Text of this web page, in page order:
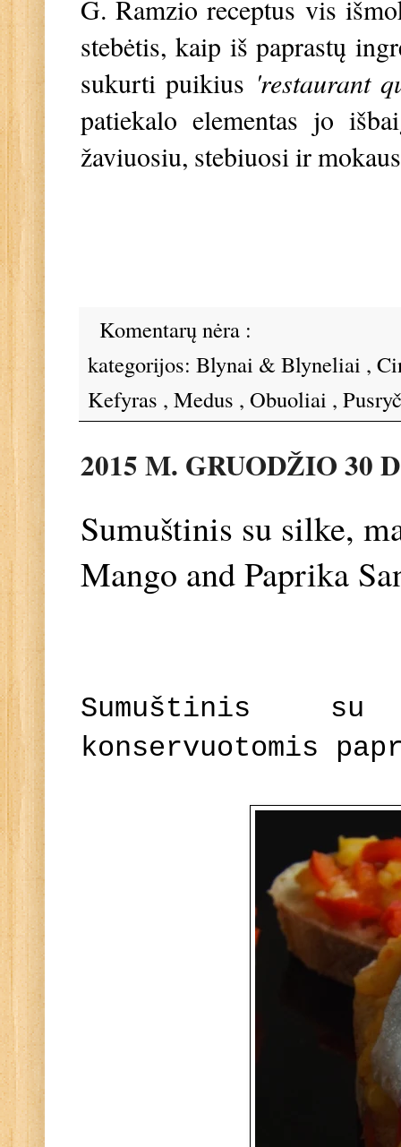
G. Ramzio receptus vis
stebėtis, kaip iš paprastų
sukurti puikius 'restaurant
patiekalo elementas jo
žaviuosiu, stebiuosi ir
Komentarų nėra :
kategorijos: Blynai & Blyneliai ,
Kefyras , Medus , Obuoliai ,
2015 M. GRUODŽIO 30
Sumuštinis su silke,
Mango and Paprika
Sumuštinis
konservuotomis